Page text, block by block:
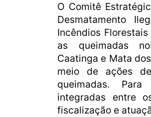
O Comitê
Desmatamento
Incêndios
as queimadas
Caatinga e Mata
meio de ações
queimadas.
integradas entre
fiscalização e